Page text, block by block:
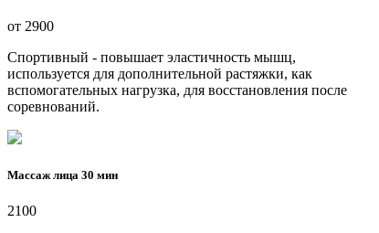
от 2900
Спортивный - повышает эластичность мышц,
используется для дополнительной растяжки, как
вспомогательных нагрузка, для восстановления после
соревнований.
Массаж лица 30 мин
2100